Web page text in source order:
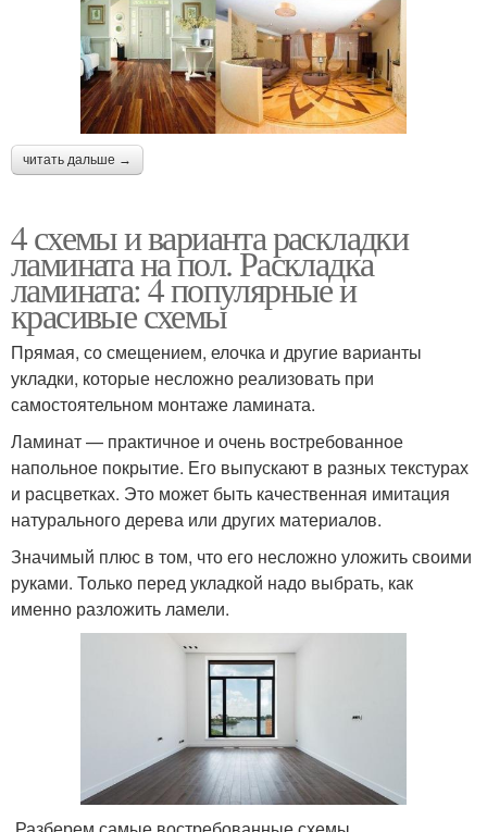
читать дальше →
4 схемы и варианта раскладки
ламината на пол. Раскладка
ламината: 4 популярные и
красивые схемы
Прямая, со смещением, елочка и другие варианты
укладки, которые несложно реализовать при
самостоятельном монтаже ламината.
Ламинат — практичное и очень востребованное
напольное покрытие. Его выпускают в разных текстурах
и расцветках. Это может быть качественная имитация
натурального дерева или других материалов.
Значимый плюс в том, что его несложно уложить своими
руками. Только перед укладкой надо выбрать, как
именно разложить ламели.